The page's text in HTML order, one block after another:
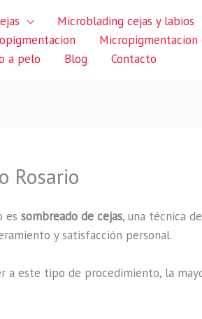
Microblading cejas y labios
Micropigmentacion
a pelo Blog Contacto
Rosario
es sombreado de cejas, una técnica
y satisfacción personal.
a este tipo de procedimiento, la